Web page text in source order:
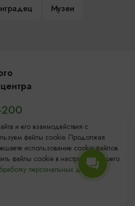
Музеи
39
и его взаимодействия с
файлы cookie. Продолжая
использование cookie-файлов.
файлы cookie в настройках Вашего
персональных данных.